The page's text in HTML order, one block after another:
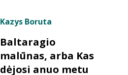
Kazys Boruta
Baltaragio
malūnas, arba Kas
dėjosi anuo metu